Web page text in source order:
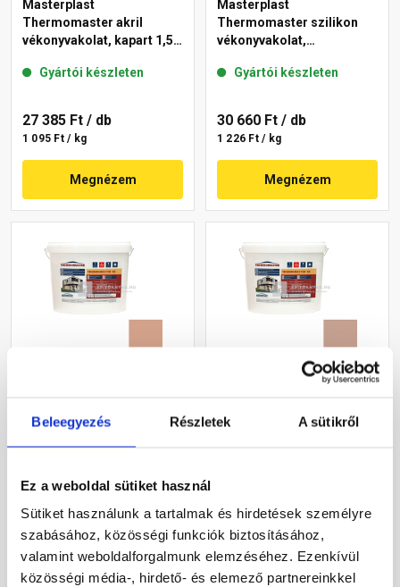
Beleegyezés Részletek A sütikről
Ez a weboldal sütiket használ
Sütiket használunk a tartalmak és hirdetések személyre
szabásához, közösségi funkciók biztosításához,
valamint weboldalforgalmunk elemzéséhez. Ezenkívül
közösségi média-, hirdető- és elemező partnereinkkel
Masterplast
Thermomaster akril
vékonyvakolat, kapart 1,5
Gyártói készleten
27 385 Ft / db
1 095 Ft / kg
Megnézem
Masterplast
Thermomaster szilikon
vékonyvakolat,
12-C 25 kg
Gyártói készleten
30 660 Ft / db
1 226 Ft / kg
Megnézem
vékonyvakolat, kapart 2
1 226 Ft / kg
Megnézem
vékonyvakolat, kapart 2
1 226 Ft / kg
Megnézem